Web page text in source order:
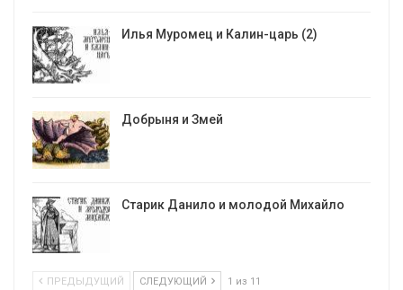
Илья Муромец и Калин-царь (2)
Добрыня и Змей
Старик Данило и молодой Михайло
ПРЕДЫДУЩИЙ СЛЕДУЮЩИЙ 1 из 11